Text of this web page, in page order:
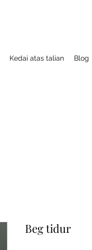
Kedai atas talian Blog
Beg tidur